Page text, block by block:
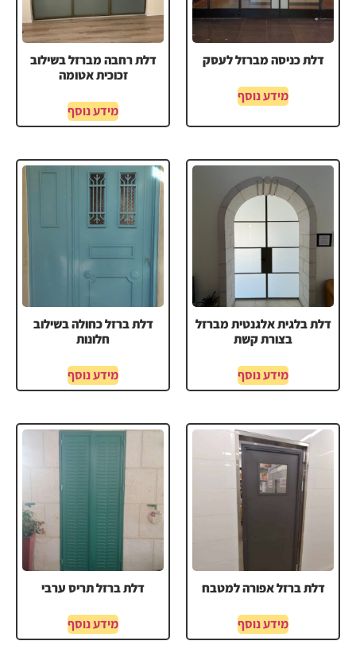
דלת כניסה מברזל לעסק
מידע נוסף
דלת רחבה מברזל בשילוב
זכוכית אטומה
מידע נוסף
דלת בלגית אלגנטית מברזל
בצורת קשת
מידע נוסף
דלת ברזל כחולה בשילוב
חלונות
מידע נוסף
דלת ברזל אפורה למטבח
מידע נוסף
דלת ברזל תריס ערבי
מידע נוסף